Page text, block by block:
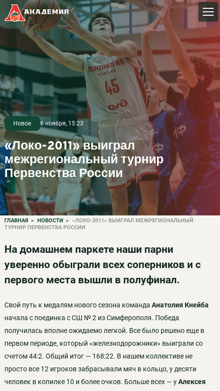
Новое 6 ноября, 15:23
«Локо-2011» выиграл
межрегиональный турнир
Первенства России
ГЛАВНАЯ ▸ НОВОСТИ ▸ «ЛОКО-2011» ВЫИГРАЛ МЕЖРЕГИОНАЛЬНЫЙ
ТУРНИР ПЕРВЕНСТВА РОССИИ
На домашнем паркете наши парни
уверенно обыграли всех соперников и с
первого места вышли в полуфинал.
Свой путь к медалям нового сезона команда Анатолия Кнейба
начала с поединка с СШ № 2 из Симферополя. Победа
получилась вполне ожидаемо легкой. Все было решено еще в
первом периоде, который «железнодорожники» выиграли со
счетом 44:2. Общий итог — 168:22. В нашем коллективе не
просто все 12 игроков забрасывали мяч в кольцо, у десяти
человек в копилке 10 и более очков. Больше всех — уАлексея